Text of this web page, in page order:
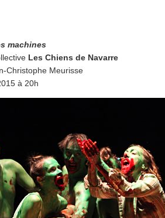
machines
Les Chiens de Navarre
Christophe Meurisse
à 20h